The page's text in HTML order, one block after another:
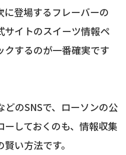
登場するフレーバーの
サイトのスイーツ情報ペ
クするのが一番確実です
のSNSで、ローソンの公
しておくのも、情報収集
い方法です。